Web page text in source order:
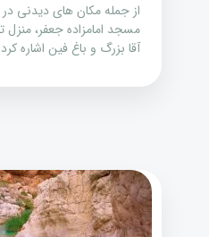
از جمله مکان های دیدنی در
مسجد امامزاده جعفر، منزل
آقا بزرگ و باغ فین اشاره